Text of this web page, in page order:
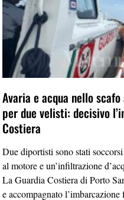
Avaria e acqua nello
per due velisti: decisivo
Costiera
Due diportisti sono stati
al motore e un’infiltrazione
La Guardia Costiera di Porto
e accompagnato